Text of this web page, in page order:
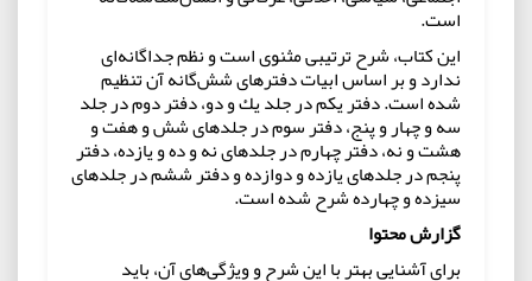
است.
اين كتاب، شرح ترتيبى مثنوى است و نظم جداگانه‌اى
ندارد و بر اساس ابيات دفترهاى شش‌گانه آن تنظيم
شده است. دفتر يكم در جلد يك و دو، دفتر دوم در جلد
سه و چهار و پنج، دفتر سوم در جلدهاى شش و هفت و
هشت و نه، دفتر چهارم در جلدهاى نه و ده و يازده، دفتر
پنجم در جلدهاى يازده و دوازده و دفتر ششم در جلدهاى
سيزده و چهارده شرح شده است.
گزارش محتوا
براى آشنايى بهتر با اين شرح و ويژگى‌هاى آن، بايد